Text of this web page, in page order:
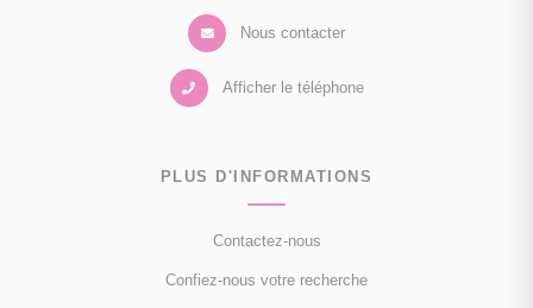
Nous contacter
Afficher le téléphone
PLUS D'INFORMATIONS
Contactez-nous
Confiez-nous votre recherche